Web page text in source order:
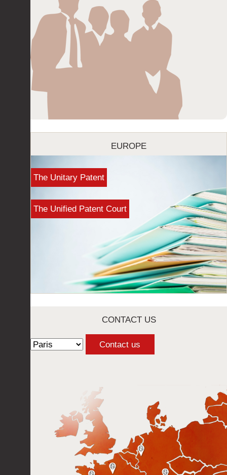
EUROPE
The Unitary Patent
The Unified Patent Court
CONTACT US